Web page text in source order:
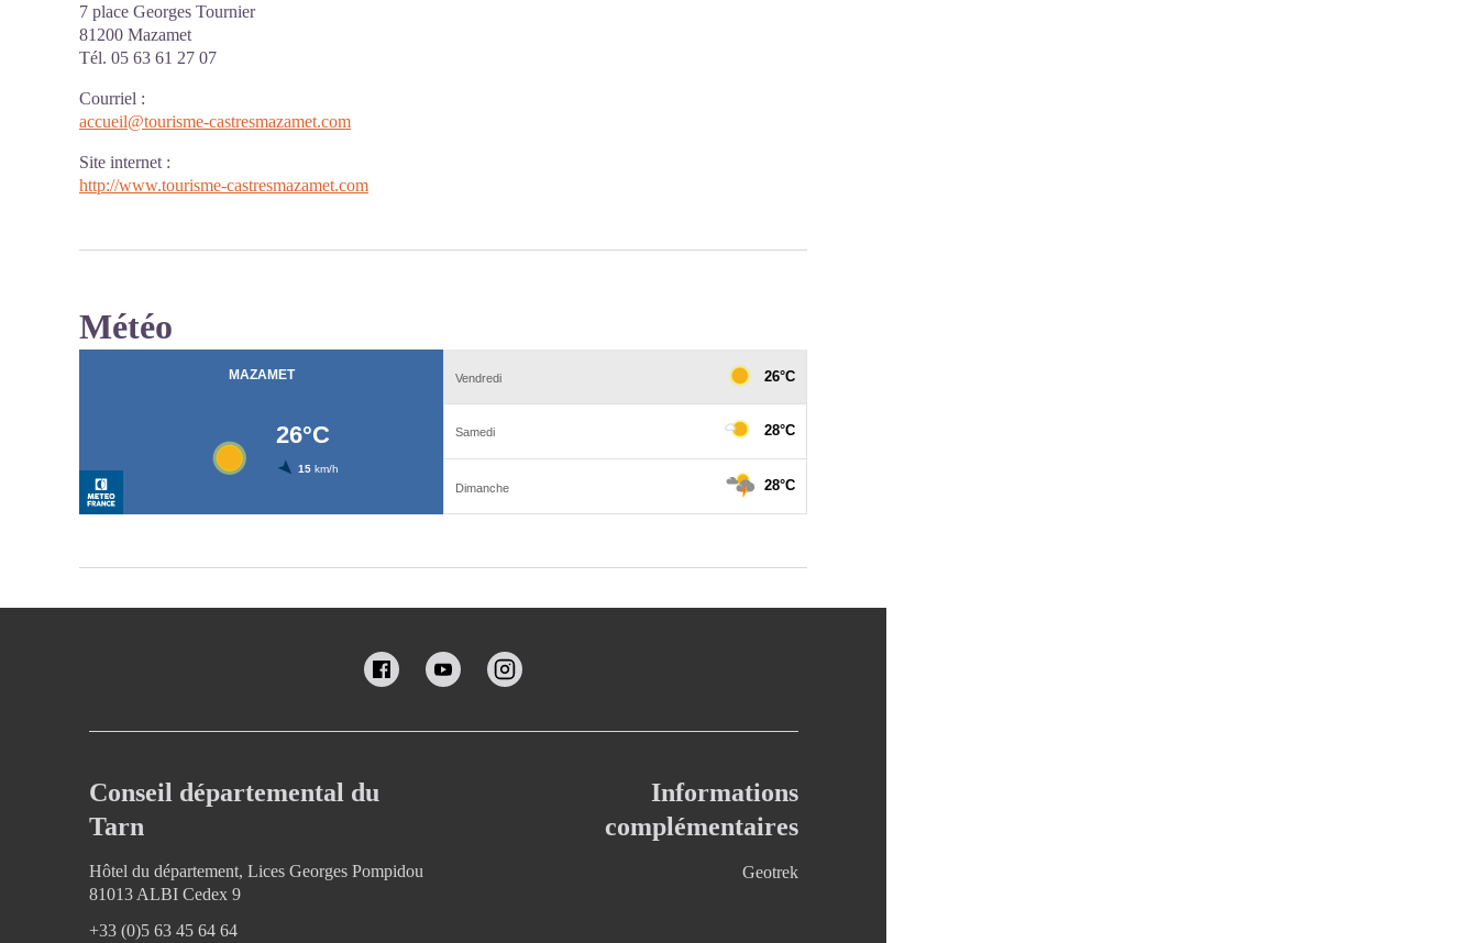
7 place Georges Tournier
81200 Mazamet
Tél. 05 63 61 27 07
Courriel :
accueil@tourisme-castresmazamet.com
Site internet :
http://www.tourisme-castresmazamet.com
Météo
Conseil départemental du
Tarn
Hôtel du département, Lices Georges Pompidou
81013 ALBI Cedex 9
+33 (0)5 63 45 64 64
Informations
complémentaires
Geotrek